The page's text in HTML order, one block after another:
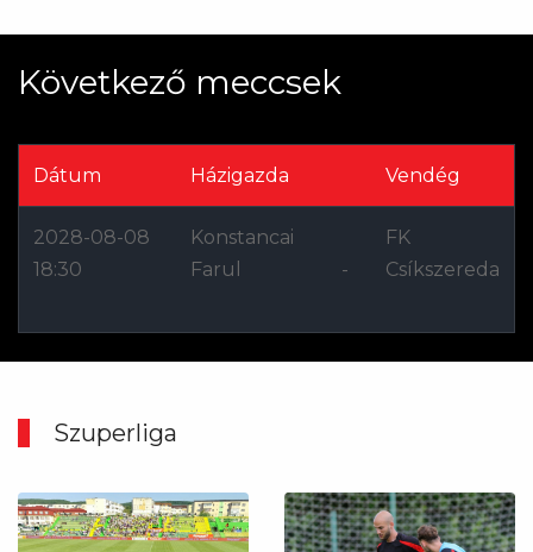
Következő meccsek
Dátum Házigazda Vendég
2028-08-08
18:30
Konstancai
Farul
-
FK
Csíkszereda
Szuperliga